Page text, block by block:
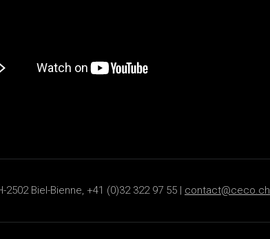
Biel-Bienne, +41 (0)32 322 97 55 | contact@ceco.ch